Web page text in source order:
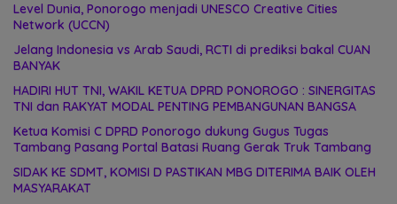
Level Dunia, Ponorogo menjadi UNESCO Creative Cities
Network (UCCN)
Jelang Indonesia vs Arab Saudi, RCTI di prediksi bakal CUAN
BANYAK
HADIRI HUT TNI, WAKIL KETUA DPRD PONOROGO : SINERGITAS
TNI dan RAKYAT MODAL PENTING PEMBANGUNAN BANGSA
Ketua Komisi C DPRD Ponorogo dukung Gugus Tugas
Tambang Pasang Portal Batasi Ruang Gerak Truk Tambang
SIDAK KE SDMT, KOMISI D PASTIKAN MBG DITERIMA BAIK OLEH
MASYARAKAT